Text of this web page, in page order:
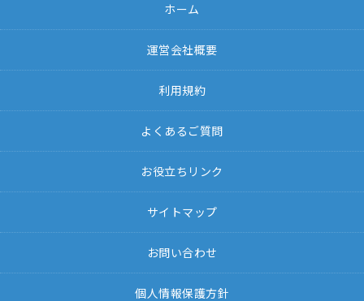
ホーム
運営会社概要
利用規約
よくあるご質問
お役立ちリンク
サイトマップ
お問い合わせ
個人情報保護方針